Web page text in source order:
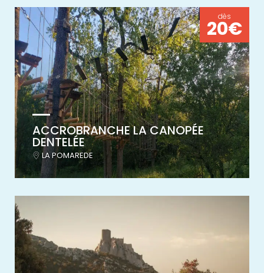
ACCROBRANCHE LA CANOPÉE
DENTELÉE
LA POMAREDE
dès
20€